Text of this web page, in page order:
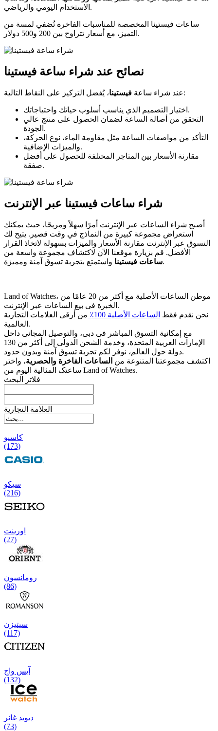
الاستخدام اليومي والرياضي.
ساعات فيستينا المخصصة للمناسبات الفاخرة تُضفي لمسة من
التميز، مع أسعار تتراوح بين 200 و500 دولار.
نصائح عند شراء ساعة فيستينا
عند شراء ساعة فيستينا ، يُفضل التركيز على النقاط التالية:
اختيار التصميم الذي يناسب أسلوب حياتك واحتياجاتك.
التحقق من أصالة الساعة لضمان الحصول على منتج عالي
الجودة.
التأكد من مواصفات الساعة مثل مقاومة الماء، نوع الحركة،
والميزات الإضافية.
مقارنة الأسعار بين المتاجر المختلفة للحصول على أفضل
صفقة.
شراء ساعات فيستينا عبر الإنترنت
أصبح شراء الساعات عبر الإنترنت أمرًا سهلاً ومريحًا، حيث يمكنك
استعراض مجموعة كبيرة من النماذج في وقت قصير. يتيح لك
التسوق عبر الإنترنت مقارنة الأسعار والميزات بسهولة لاتخاذ القرار
الأفضل. قم بزيارة موقعنا الآن لاكتشاف مجموعة واسعة من
ساعات فيستيناواستمتع بتجربة تسوق آمنة ومميزة.
Land of Watches، موطن الساعات الأصلیة مع أکثر من 20 عامًا من
الخبرة فی بیع الساعات عبر الإنترنت.
نحن نقدم فقط الساعات الأصلیة 100٪
من أرقى العلامات التجاریة
العالمیة.
مع إمکانیة التسوق المباشر فی دبی، والتوصیل المجانی داخل
الإمارات العربیة المتحدة، وخدمة الشحن الدولی إلى أکثر من 130
دولة حول العالم، نوفر لکم تجربة تسوق آمنة وبدون حدود.
اکتشف مجموعتنا المتنوعة من الساعات الفاخرة والحصریة، واختر
ساعتک المثالیة الیوم من Land of Watches.
فلاتر البحث
العلامة التجارية
کاسیو
(173)
سیکو
(216)
اورینت
(27)
رومانسون
(86)
سیتیزن
(117)
آیس واج
(132)
دیوید غانر
(73)